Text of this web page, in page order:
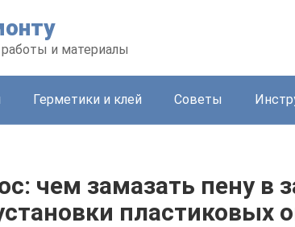
и материалы
Герметики и клей Советы
чем замазать пену в
пластиковых